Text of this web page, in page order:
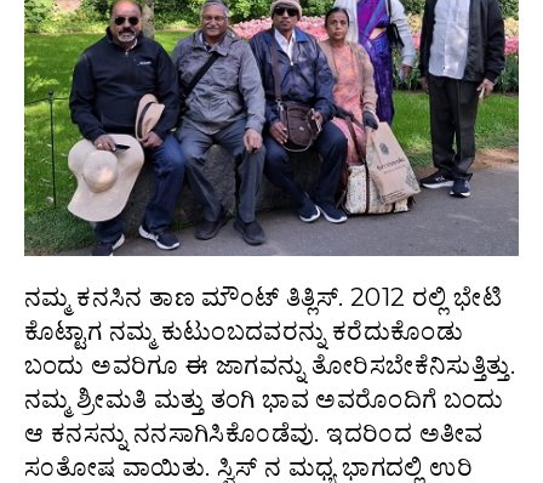
ನಮ್ಮ ಕನಸಿನ ತಾಣ ಮೌ೦ಟ್ ತಿತ್ಲಿಸ್. 2012 ರಲ್ಲಿ ಭೇಟಿ
ಕೊಟ್ಟಾಗ ನಮ್ಮ ಕುಟುಂಬದವರನ್ನು ಕರೆದುಕೊಂಡು
ಬಂದು ಅವರಿಗೂ ಈ ಜಾಗವನ್ನು ತೋರಿಸಬೇಕೆನಿಸುತ್ತಿತ್ತು.
ನಮ್ಮ ಶ್ರೀಮತಿ ಮತ್ತು ತಂಗಿ ಭಾವ ಅವರೊಂದಿಗೆ ಬಂದು
ಆ ಕನಸನ್ನು ನನಸಾಗಿಸಿಕೊ೦ಡೆವು. ಇದರಿ೦ದ ಅತೀವ
ಸ೦ತೋಷ ವಾಯಿತು. ಸ್ವಿಸ್ ನ ಮಧ್ಯ ಭಾಗದಲ್ಲಿ ಉರಿ